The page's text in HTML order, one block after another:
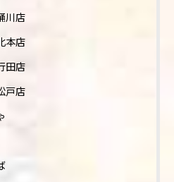
川店
本店
田店
戸店